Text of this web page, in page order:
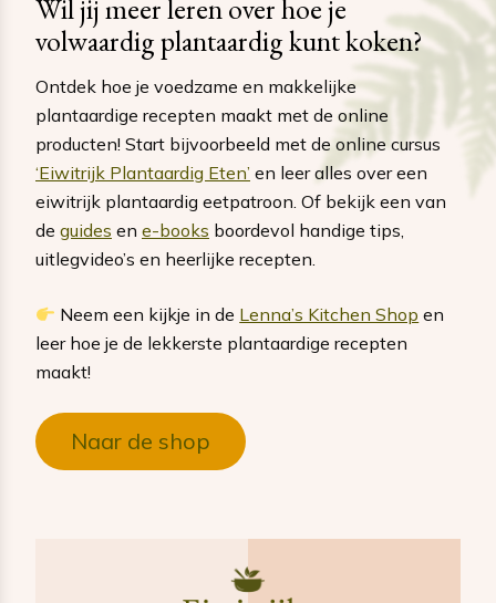
Wil jij meer leren over hoe je
volwaardig plantaardig kunt koken?
Ontdek hoe je voedzame en makkelijke
plantaardige recepten maakt met de online
producten! Start bijvoorbeeld met de online cursus
‘Eiwitrijk Plantaardig Eten’ en leer alles over een
eiwitrijk plantaardig eetpatroon. Of bekijk een van
de guides en e-books boordevol handige tips,
uitlegvideo’s en heerlijke recepten.
Neem een kijkje in de Lenna’s Kitchen Shop en
leer hoe je de lekkerste plantaardige recepten
maakt!
Naar de shop